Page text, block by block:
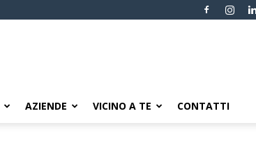
AZIENDE VICINO A TE CONTATTI